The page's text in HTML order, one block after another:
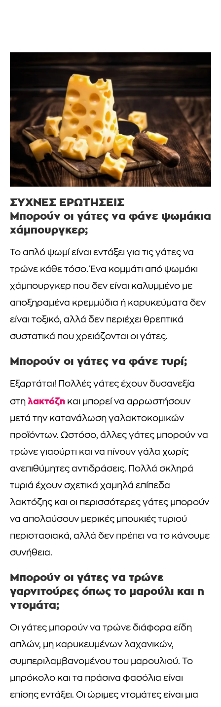
ΣΥΧΝΈΣ ΕΡΩΤΉΣΕΙΣ
Μπορούν οι γάτες να φάνε ψωμάκια
χάμπουργκερ;
Το απλό ψωμί είναι εντάξει για τις γάτες να
τρώνε κάθε τόσο. Ένα κομμάτι από ψωμάκι
χάμπουργκερ που δεν είναι καλυμμένο με
αποξηραμένα κρεμμύδια ή καρυκεύματα δεν
είναι τοξικό, αλλά δεν περιέχει θρεπτικά
συστατικά που χρειάζονται οι γάτες.
Μπορούν οι γάτες να φάνε τυρί;
Εξαρτάται! Πολλές γάτες έχουν δυσανεξία
στη λακτόζη και μπορεί να αρρωστήσουν
μετά την κατανάλωση γαλακτοκομικών
προϊόντων. Ωστόσο, άλλες γάτες μπορούν να
τρώνε γιαούρτι και να πίνουν γάλα χωρίς
ανεπιθύμητες αντιδράσεις. Πολλά σκληρά
τυριά έχουν σχετικά χαμηλά επίπεδα
λακτόζης και οι περισσότερες γάτες μπορούν
να απολαύσουν μερικές μπουκιές τυριού
περιστασιακά, αλλά δεν πρέπει να το κάνουμε
συνήθεια.
Μπορούν οι γάτες να τρώνε
γαρνιτούρες όπως το μαρούλι και η
ντομάτα;
Οι γάτες μπορούν να τρώνε διάφορα είδη
απλών, μη καρυκευμένων λαχανικών,
συμπεριλαμβανομένου του μαρουλιού. Το
μπρόκολο και τα πράσινα φασόλια είναι
επίσης εντάξει. Οι ώριμες ντομάτες είναι μια